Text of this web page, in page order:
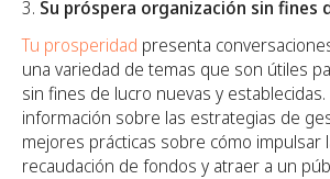
Su próspera organización sin fines
Tu prosperidad presenta
una variedad de temas que son útiles
sin fines de lucro nuevas y
información sobre las estrategias de
mejores prácticas sobre cómo impulsar
recaudación de fondos y atraer a un